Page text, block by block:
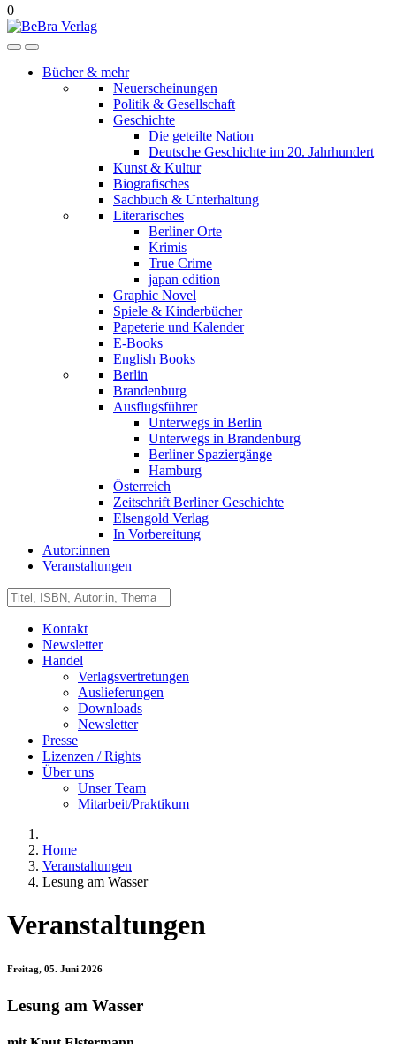
0
Bücher & mehr
Neuerscheinungen
Politik & Gesellschaft
Geschichte
Die geteilte Nation
Deutsche Geschichte im 20. Jahrhundert
Kunst & Kultur
Biografisches
Sachbuch & Unterhaltung
Literarisches
Berliner Orte
Krimis
True Crime
japan edition
Graphic Novel
Spiele & Kinderbücher
Papeterie und Kalender
E-Books
English Books
Berlin
Brandenburg
Ausflugsführer
Unterwegs in Berlin
Unterwegs in Brandenburg
Berliner Spaziergänge
Hamburg
Österreich
Zeitschrift Berliner Geschichte
Elsengold Verlag
In Vorbereitung
Autor:innen
Veranstaltungen
Kontakt
Newsletter
Handel
Verlagsvertretungen
Auslieferungen
Downloads
Newsletter
Presse
Lizenzen / Rights
Über uns
Unser Team
Mitarbeit/Praktikum
Home
Veranstaltungen
Lesung am Wasser
Veranstaltungen
Freitag, 05. Juni 2026
Lesung am Wasser